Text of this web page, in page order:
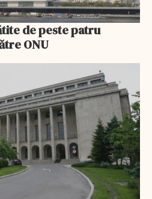
de peste patru
ONU